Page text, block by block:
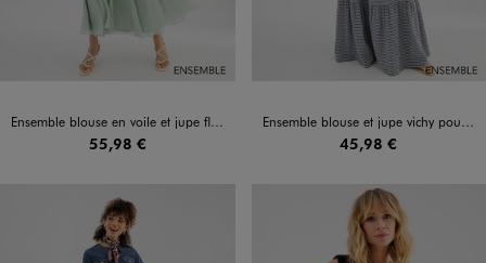
Ensemble blouse en voile et jupe fluide pour femme
55,98 €
Ensemble blouse et jupe vichy pour femme
45,98 €